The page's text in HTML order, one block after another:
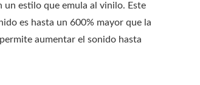
un estilo que emula al vinilo. Este
es hasta un 600% mayor que la
aumentar el sonido hasta